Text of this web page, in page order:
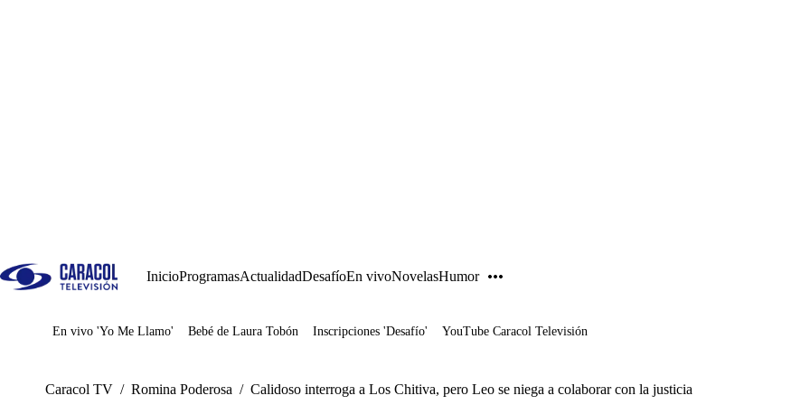
InicioProgramasActualidadDesafíoEn vivoNovelasHumor
Juegos
En vivo 'Yo Me Llamo' Bebé de Laura Tobón Inscripciones 'Desafío' YouTube Caracol Televisión
Caracol TV / Romina Poderosa / Calidoso interroga a Los Chitiva, pero Leo se niega a colaborar con la justicia